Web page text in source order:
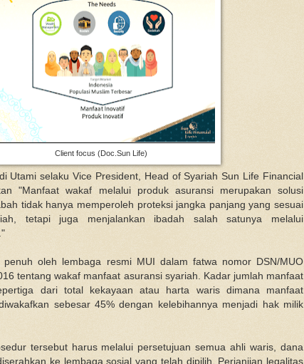
Client focus (Doc.Sun Life)
Utami selaku Vice President, Head of Syariah Sun Life Financial
"Manfaat wakaf melalui produk asuransi merupakan solusi
tidak hanya memperoleh proteksi jangka panjang yang sesuai
tetapi juga menjalankan ibadah salah satunya melalui
penuh oleh lembaga resmi MUI dalam fatwa nomor DSN/MUO
tentang wakaf manfaat asuransi syariah. Kadar jumlah manfaat
dari total kekayaan atau harta waris dimana manfaat
sebesar 45% dengan kelebihannya menjadi hak milik
tersebut harus melalui persetujuan semua ahli waris, dana
ke lembaga sosial yang telah dipilih. Perjanjian legalitas